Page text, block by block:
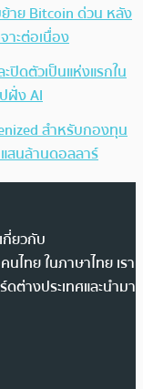
าย Bitcoin ด่วน หลัง
าะต่อเนื่อง
ปิดตัวเป็นแห่งแรกใน
ฝั่ง AI
สำหรับกองทุน
สนล้านดอลลาร์
กี่ยวกับ
ไทย ในภาษาไทย เรา
ต่างประเทศและนำมา